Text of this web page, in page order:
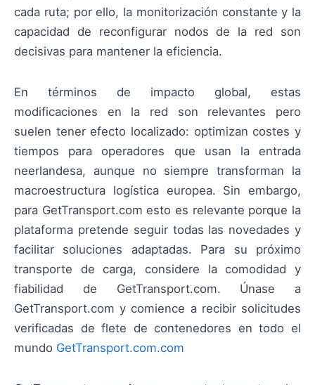
cada ruta; por ello, la monitorización constante y la
capacidad de reconfigurar nodos de la red son
decisivas para mantener la eficiencia.
En términos de impacto global, estas
modificaciones en la red son relevantes pero
suelen tener efecto localizado: optimizan costes y
tiempos para operadores que usan la entrada
neerlandesa, aunque no siempre transforman la
macroestructura logística europea. Sin embargo,
para GetTransport.com esto es relevante porque la
plataforma pretende seguir todas las novedades y
facilitar soluciones adaptadas. Para su próximo
transporte de carga, considere la comodidad y
fiabilidad de GetTransport.com. Únase a
GetTransport.com y comience a recibir solicitudes
verificadas de flete de contenedores en todo el
mundo GetTransport.com.com